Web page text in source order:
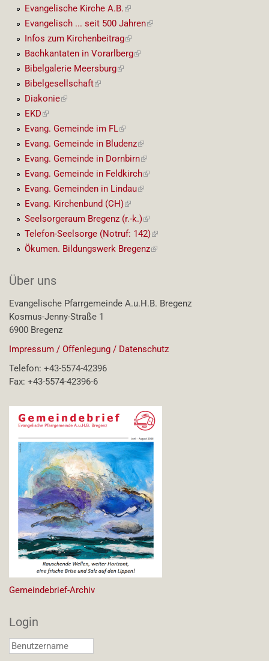
Link)
Evangelische Kirche A.B.(externer
Link)
Evangelisch ... seit 500 Jahren(externer
Infos zum Kirchenbeitrag(externer
Link)
Bachkantaten in Vorarlberg(externer
Bibelgalerie Meersburg(externer
Bibelgesellschaft(externer
Diakonie(externer
EKD(externer
Link)
Evang. Gemeinde im FL(externer
Link)
Evang. Gemeinde in Bludenz(externer
Link)
Evang. Gemeinde in Dornbirn(externer
Link)
Evang. Gemeinde in Feldkirch(externer
Link)
Evang. Gemeinden in Lindau(externer
Evang. Kirchenbund (CH)(externer
Link)
Seelsorgeraum Bregenz (r.-k.)(externer
Link)
Telefon-Seelsorge (Notruf: 142)(externer
Link)
Ökumen. Bildungswerk Bregenz(externer
Über uns
Evangelische Pfarrgemeinde A.u.H.B. Bregenz
Kosmus-Jenny-Straße 1
6900 Bregenz
Impressum / Offenlegung / Datenschutz
Telefon: +43-5574-42396
Fax: +43-5574-42396-6
Gemeindebrief-Archiv
Login
Benutzername